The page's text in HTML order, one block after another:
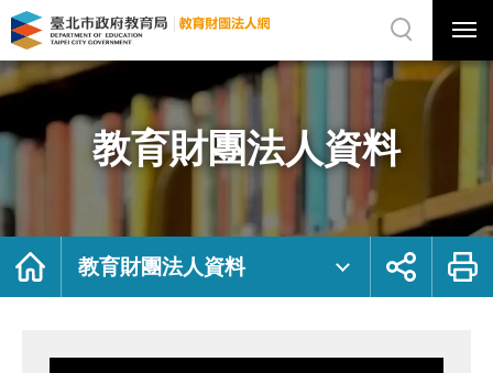
教
育
團
資
料
府
局
法
網
站
選
選
單
關
網
站
尋
教育財團法人資料
首
教育財團法人資料
展
鈕
列